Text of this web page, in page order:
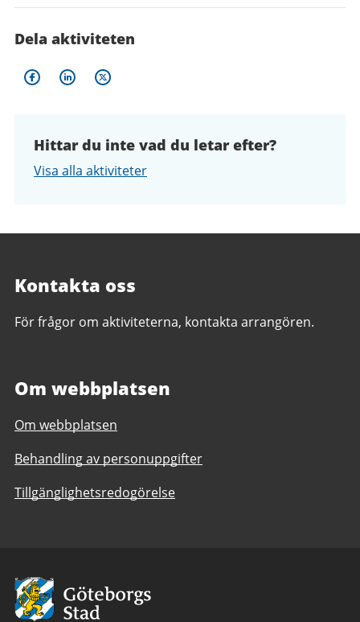
Dela aktiviteten
Hittar du inte vad du letar efter?
Visa alla aktiviteter
Kontakta oss
För frågor om aktiviteterna, kontakta arrangören.
Om webbplatsen
Om webbplatsen
Behandling av personuppgifter
Tillgänglighetsredogörelse
Avsändare